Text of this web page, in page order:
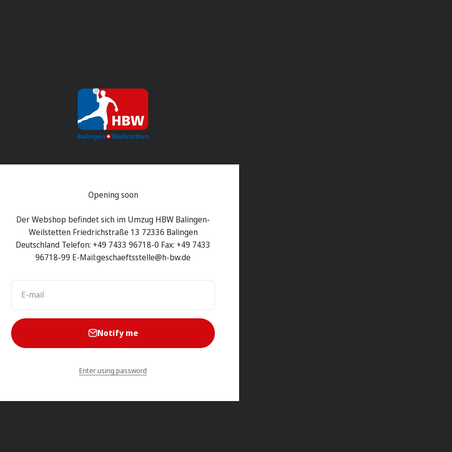
E-PROJECTA GmbH - HBW-Shop
Opening soon
Der Webshop befindet sich im Umzug HBW Balingen-
Weilstetten Friedrichstraße 13 72336 Balingen
Deutschland Telefon: +49 7433 96718-0 Fax: +49 7433
96718-99 E-Mail:geschaeftsstelle@h-bw.de
E-mail
Notify me
Enter using password